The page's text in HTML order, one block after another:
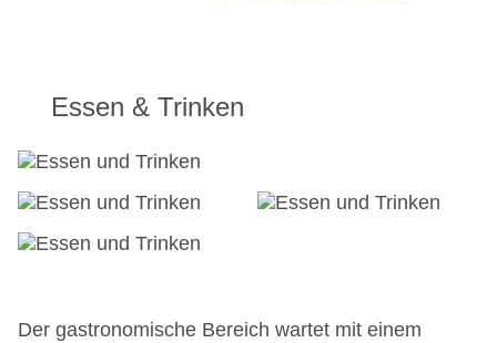
Zimmerservice
Gesamtanzahl der Stockwerke: 4
Zahlungsarten: Mastercard, Visa
Landeskategorie: 3 Sterne
Essen & Trinken
Der gastronomische Bereich wartet mit einem